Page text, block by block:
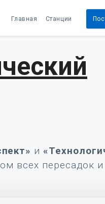
Главная Станции
и
всех пересадок и